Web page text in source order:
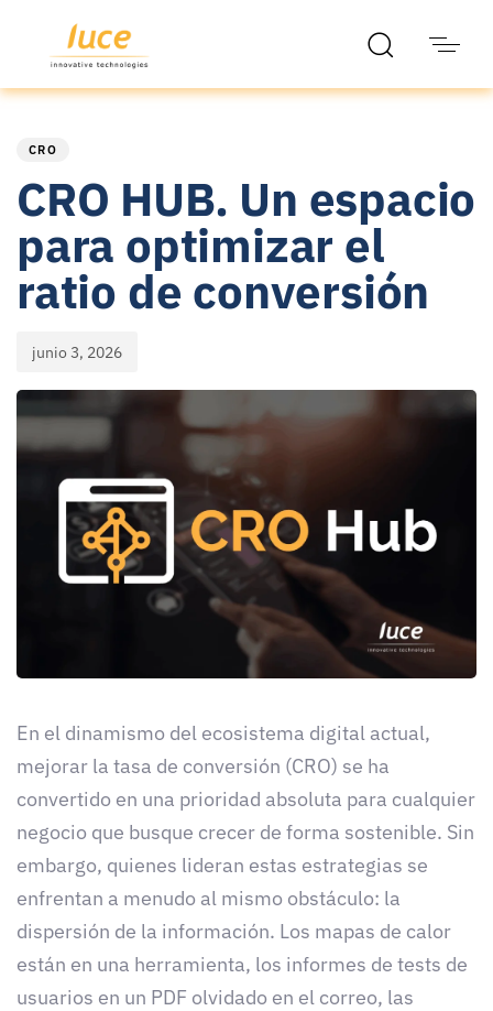
CRO
CRO HUB. Un espacio
para optimizar el
ratio de conversión
junio 3, 2026
En el dinamismo del ecosistema digital actual,
mejorar la tasa de conversión (CRO) se ha
convertido en una prioridad absoluta para cualquier
negocio que busque crecer de forma sostenible. Sin
embargo, quienes lideran estas estrategias se
enfrentan a menudo al mismo obstáculo: la
dispersión de la información. Los mapas de calor
están en una herramienta, los informes de tests de
usuarios en un PDF olvidado en el correo, las